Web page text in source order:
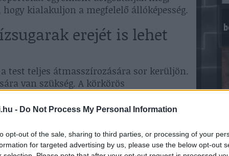
- Do Not Process My Personal Information
opt-out of the sale, sharing to third parties, or processing of your
for targeted advertising by us, please use the below opt-out
kialakuljon a megfelelő állóképesség.
erejét is lehet
test teljes átmasszírozására sor kerüljön.
van szükség. A körkörös
átmasszírozhatóak a nyak
rendszer egyszerre csupán egy
erejét is lehet állítani, a nyugtató
állíthatóak a fokozatok.